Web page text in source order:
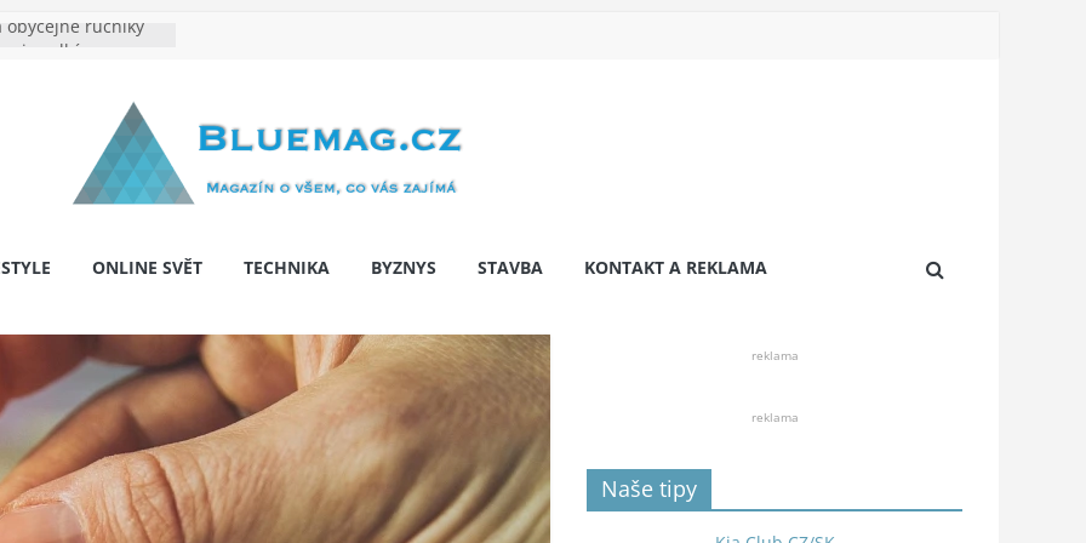
obyčejné ručníky
Na co myslet, aby
pár let nepřekvapila
bariér: když auto
ONLINE SVĚT TECHNIKA BYZNYS STAVBA KONTAKT A REKLAMA
reklama
reklama
Naše tipy